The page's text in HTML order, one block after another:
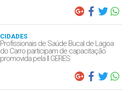
CIDADES
Profissionais de Saúde Bucal de Lagoa
do Carro participam de capacitação
promovida pela II GERES